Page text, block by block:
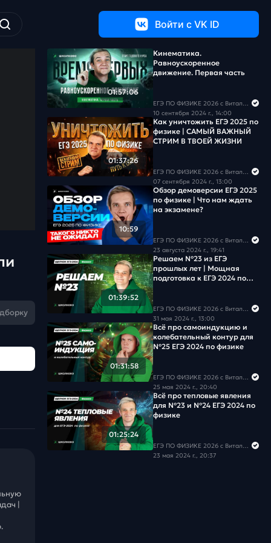
Войти c VK ID
|
01:57:06
Кинематика.
Равноускоренное
движение. Первая часть
ЕГЭ ПО ФИЗИКЕ 2026 с Виталичем
10 сентября 2024 г., 14:00
01:37:26
Как уничтожить ЕГЭ 2025 по
физике | САМЫЙ ВАЖНЫЙ
СТРИМ В ТВОЕЙ ЖИЗНИ
ЕГЭ ПО ФИЗИКЕ 2026 с Виталичем
07 сентября 2024 г., 13:00
10:59
Обзор демоверсии ЕГЭ 2025
по физике | Что нам ждать
на экзамене?
ЕГЭ ПО ФИЗИКЕ 2026 с Виталичем
23 августа 2024 г., 19:41
01:39:52
Решаем №23 из ЕГЭ
прошлых лет | Мощная
подготовка к ЕГЭ 2024 по
ЕГЭ ПО ФИЗИКЕ 2026 с Виталичем
31 мая 2024 г., 13:00
01:31:58
Всё про самоиндукцию и
колебательный контур для
№25 ЕГЭ 2024 по физике
ЕГЭ ПО ФИЗИКЕ 2026 с Виталичем
25 мая 2024 г., 20:40
01:25:24
Всё про тепловые явления
для №23 и №24 ЕГЭ 2024 по
физике
ЕГЭ ПО ФИЗИКЕ 2026 с Виталичем
23 мая 2024 г., 20:37